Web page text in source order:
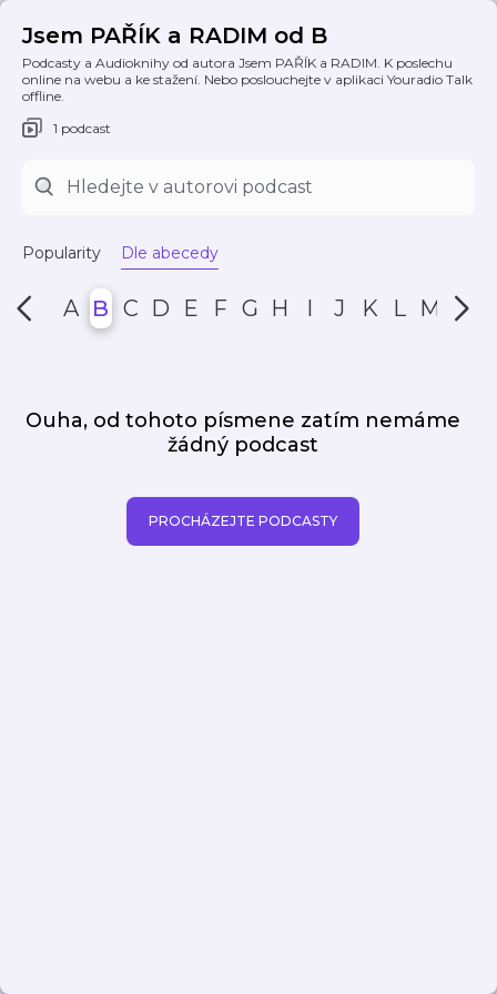
Jsem PAŘÍK a RADIM od B
Podcasty a Audioknihy od autora Jsem PAŘÍK a RADIM. K poslechu
online na webu a ke stažení. Nebo poslouchejte v aplikaci Youradio Talk
offline.
1 podcast
Popularity Dle abecedy
A B C D E F G H I J K L M N
Ouha, od tohoto písmene zatím nemáme
žádný podcast
PROCHÁZEJTE PODCASTY